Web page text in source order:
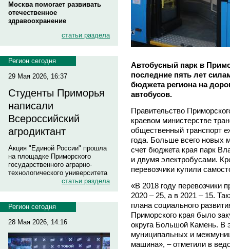
Москва помогает развивать
отечественное
здравоохранение
статьи раздела
Регион сегодня
29 Мая 2026, 16:37
Студенты Приморья
написали
Всероссийский
агродиктант
Акция "Единой России" прошла
на площадке Приморского
государственного аграрно-
технологического университета
статьи раздела
Регион сегодня
28 Мая 2026, 14:16
Автобусный парк в
последние пять лет
бюджета региона на
автобусов.
Правительство
краевом министерстве
общественный транспорт
года. Больше всего новых
счет бюджета края парк
и двумя электробусами.
перевозчики купили
«В 2018 году перевозчики
2020 – 25, а в 2021 – 15.
плана социального
Приморского края было
округа Большой Камень. В
муниципальных и
машина», – отметили в